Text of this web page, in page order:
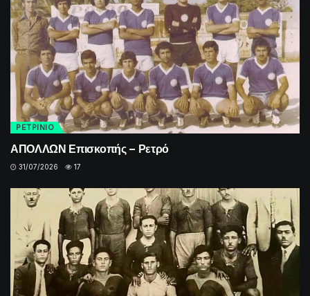
ΡΕΤΡINIO
ΑΠΟΛΛΩΝ Επισκοπής – Ρετρό
31/07/2026 17